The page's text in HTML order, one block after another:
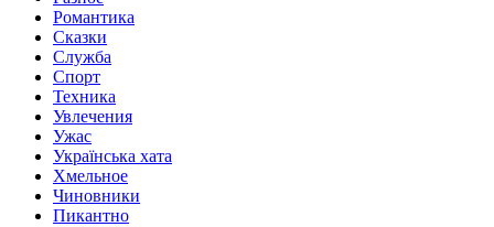
Романтика
Сказки
Служба
Спорт
Техника
Увлечения
Ужас
Українська хата
Хмельное
Чиновники
Пикантно